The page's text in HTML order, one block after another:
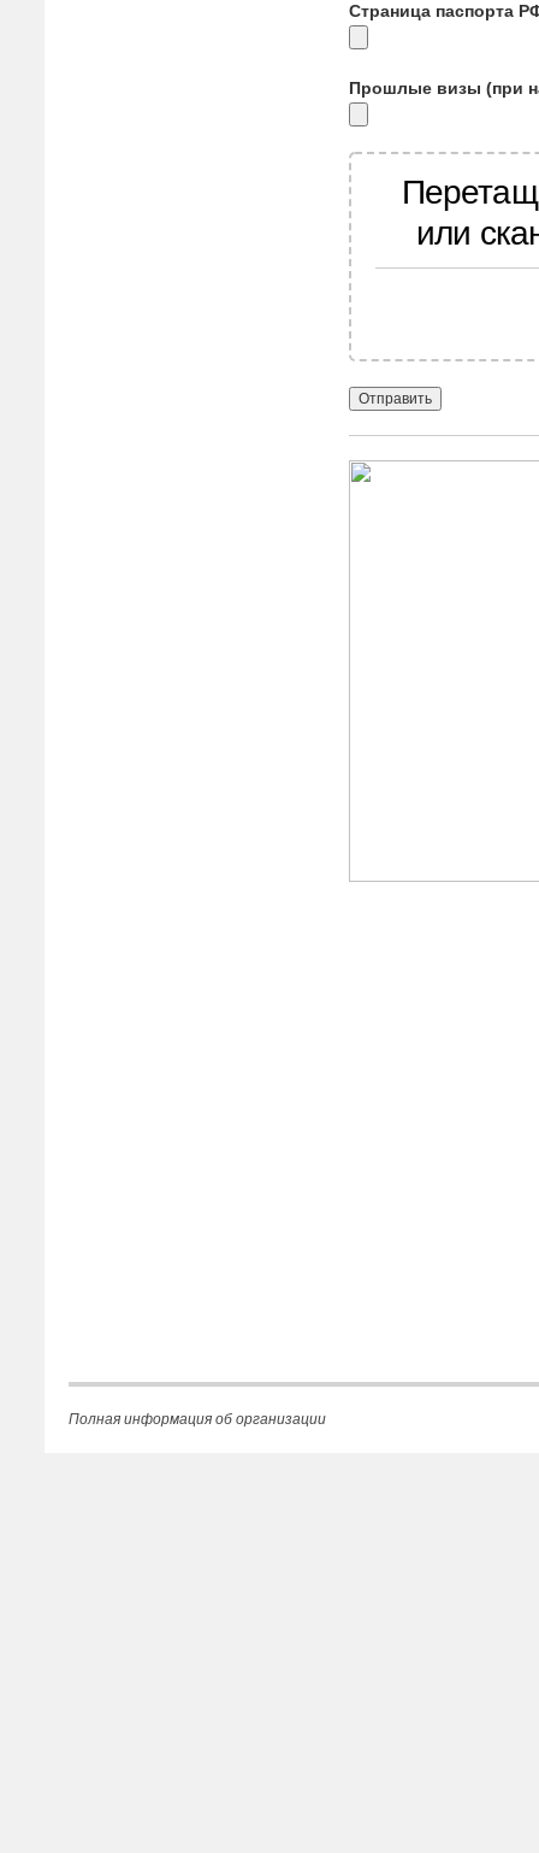
Страница паспорта
Прошлые визы (при
или
Полная информация об организации